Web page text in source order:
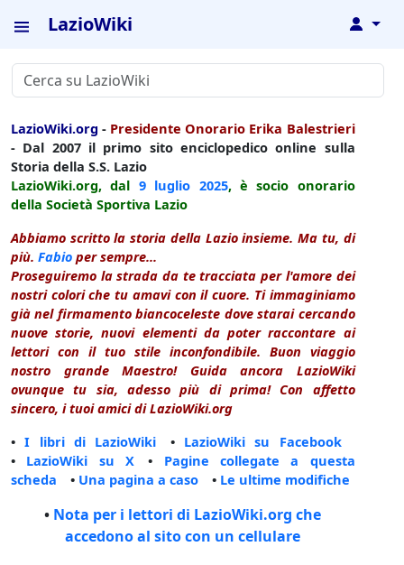
LazioWiki ↓
LazioWiki.org - Presidente Onorario Erika Balestrieri
- Dal 2007 il primo sito enciclopedico online sulla
Storia della S.S. Lazio
LazioWiki.org, dal 9 luglio 2025, è socio onorario
della Società Sportiva Lazio
Abbiamo scritto la storia della Lazio insieme. Ma tu, di
più. Fabio per sempre...
Proseguiremo la strada da te tracciata per l'amore dei
nostri colori che tu amavi con il cuore. Ti immaginiamo
già nel firmamento biancoceleste dove starai cercando
nuove storie, nuovi elementi da poter raccontare ai
lettori con il tuo stile inconfondibile. Buon viaggio
nostro grande Maestro! Guida ancora LazioWiki
ovunque tu sia, adesso più di prima! Con affetto
sincero, i tuoi amici di LazioWiki.org
•I libri di LazioWiki • LazioWiki su Facebook
• LazioWiki su X • Pagine collegate a questa
scheda • Una pagina a caso • Le ultime modifiche
• Nota per i lettori di LazioWiki.org che
accedono al sito con un cellulare